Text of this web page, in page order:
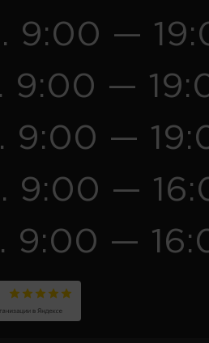
9:00 —
9:00 —
9:00 —
9:00 —
9:00 —